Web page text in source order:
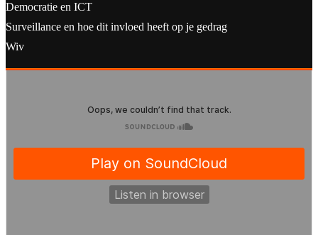
Democratie en ICT
Surveillance en hoe dit invloed heeft op je gedrag
Wiv